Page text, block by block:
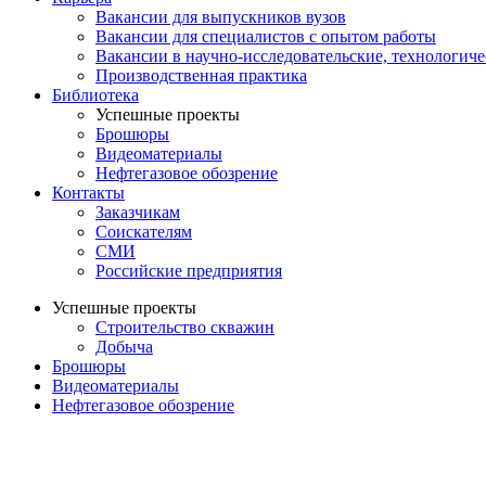
Вакансии для выпускников вузов
Вакансии для специалистов с опытом работы
Вакансии в научно-исследовательские,
Производственная практика
Библиотека
Успешные проекты
Брошюры
Видеоматериалы
Нефтегазовое обозрение
Контакты
Заказчикам
Соискателям
СМИ
Российские предприятия
Успешные проекты
Строительство скважин
Добыча
Брошюры
Видеоматериалы
Нефтегазовое обозрение